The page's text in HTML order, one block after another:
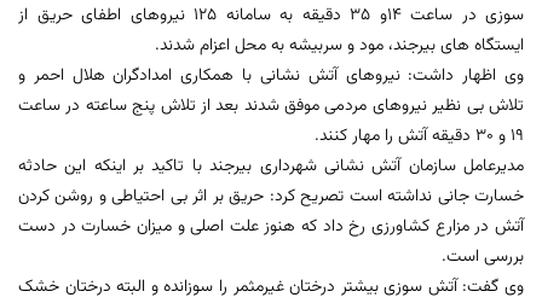
سوزی در ساعت 14و 35 دقیقه به سامانه 125 نیروهای اطفای حریق از
ایستگاه های بیرجند، مود و سربیشه به محل اعزام شدند.
وی اظهار داشت: نیروهای آتش نشانی با همکاری امدادگران هلال احمر و
تلاش بی نظیر نیروهای مردمی موفق شدند بعد از تلاش پنج ساعته در ساعت
19 و 30 دقیقه آتش را مهار کنند.
مدیرعامل سازمان آتش نشانی شهرداری بیرجند با تاکید بر اینکه این حادثه
خسارت جانی نداشته است تصریح کرد: حریق بر اثر بی احتیاطی و روشن کردن
آتش در مزارع کشاورزی رخ داد که هنوز علت اصلی و میزان خسارت در دست
بررسی است.
وی گفت: آتش سوزی بیشتر درختان غیرمثمر را سوزانده و البته درختان خشک